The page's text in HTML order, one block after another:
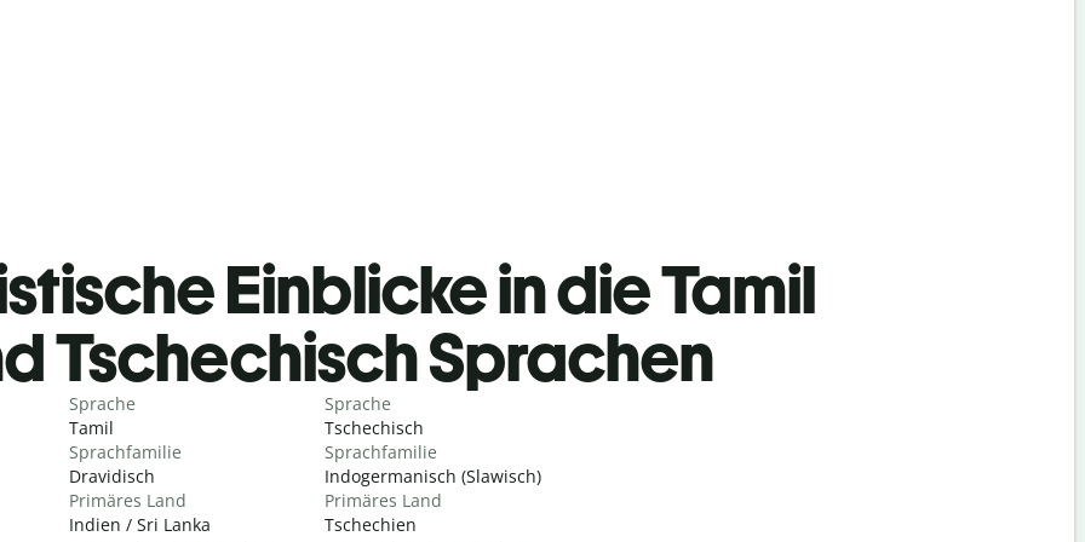
Einblicke in die Tamil
Tschechisch Sprachen
Sprache
Tamil
Sprachfamilie
Dravidisch
Primäres Land
Indien / Sri Lanka
Sprache
Tschechisch
Sprachfamilie
Indogermanisch (Slawisch)
Primäres Land
Tschechien